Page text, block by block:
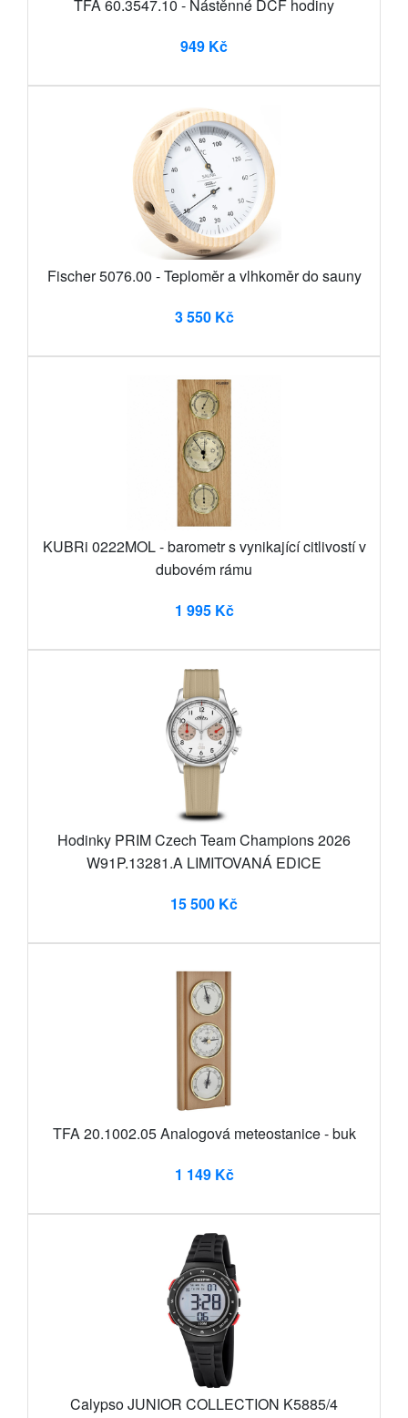
TFA 60.3547.10 - Nástěnné DCF hodiny
949 Kč
Fischer 5076.00 - Teploměr a vlhkoměr do sauny
3 550 Kč
KUBRi 0222MOL - barometr s vynikající citlivostí v
dubovém rámu
1 995 Kč
Hodinky PRIM Czech Team Champions 2026
W91P.13281.A LIMITOVANÁ EDICE
15 500 Kč
TFA 20.1002.05 Analogová meteostanice - buk
1 149 Kč
Calypso JUNIOR COLLECTION K5885/4